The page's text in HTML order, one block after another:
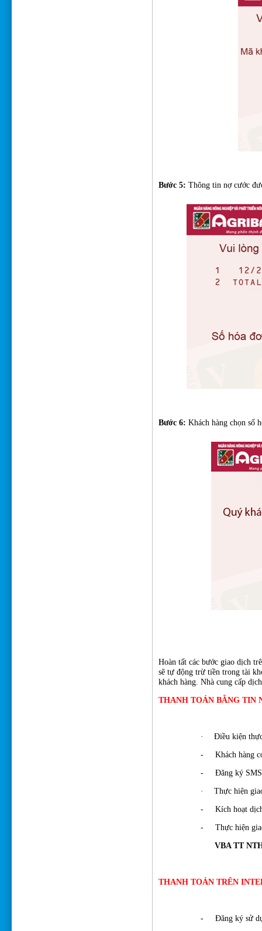
Bước 5: Thông tin nợ cước
Bước 6: Khách hàng chọn số
Hoàn tất các bước giao dịch
sẽ tự động trừ tiền trong tài
khách hàng. Nhà cung cấp
THANH TOÁN BẰNG TIN
· Điều kiện
- Khách hàng
- Đăng ký
· Thực hiện
- Kích hoạt
- Thực hiện
VBA TT
THANH TOÁN TRÊN
- Đăng ký sử